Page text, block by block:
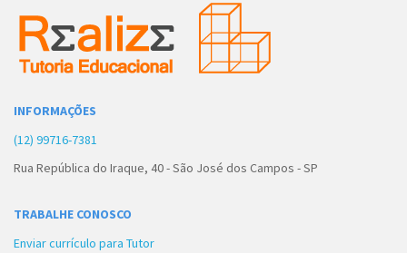
INFORMAÇÕES
(12) 99716-7381
Rua República do Iraque, 40 - São José dos Campos - SP
TRABALHE CONOSCO
Enviar currículo para Tutor